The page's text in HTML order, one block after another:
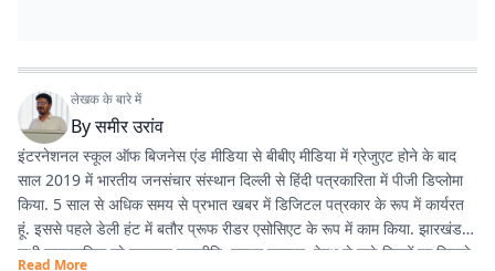
लेखक के बारे में
Byसमीर उरांव
इंटरनेशनल स्कूल ऑफ बिजनेस एंड मीडिया से बीबीए मीडिया में ग्रेजुएट होने के बाद
साल 2019 में भारतीय जनसंचार संस्थान दिल्ली से हिंदी पत्रकारिता में पीजी डिप्लोमा
किया. 5 साल से अधिक समय से प्रभात खबर में डिजिटल पत्रकार के रूप में कार्यरत
हूं. इससे पहले डेली हंट में बतौर प्रूफ रीडर एसोसिएट के रूप में काम किया. झारखंड के
सभी समसामयिक मुद्दे खासकर राजनीति, लाइफ स्टाइल, हेल्थ से जुड़े विषयों पर लिखने
Read More